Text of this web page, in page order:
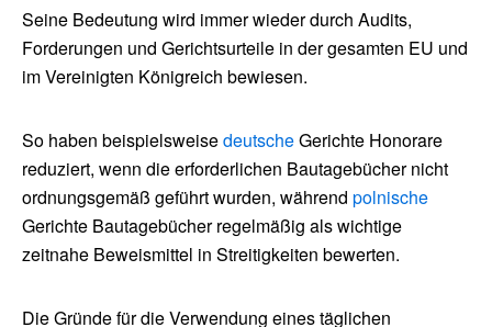
Seine Bedeutung wird immer wieder durch Audits,
Forderungen und Gerichtsurteile in der gesamten EU und
im Vereinigten Königreich bewiesen.
So haben beispielsweisedeutscheGerichte Honorare
reduziert, wenn die erforderlichen Bautagebücher nicht
ordnungsgemäß geführt wurden, während polnische
Gerichte Bautagebücher regelmäßig als wichtige
zeitnahe Beweismittel in Streitigkeiten bewerten.
Die Gründe für die Verwendung eines täglichen